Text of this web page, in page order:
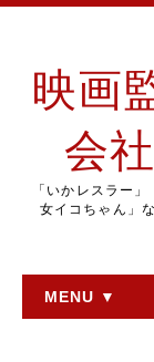
映画
会
「いかレスラー
女イコちゃん」
MENU ▼